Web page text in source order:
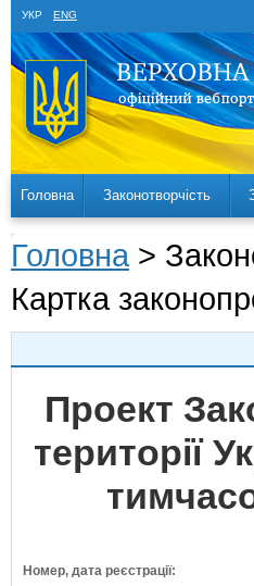
УКР ENG
Головна Законотворчість
Головна >
Картка
Проект
території
Номер, дата реєстрації: